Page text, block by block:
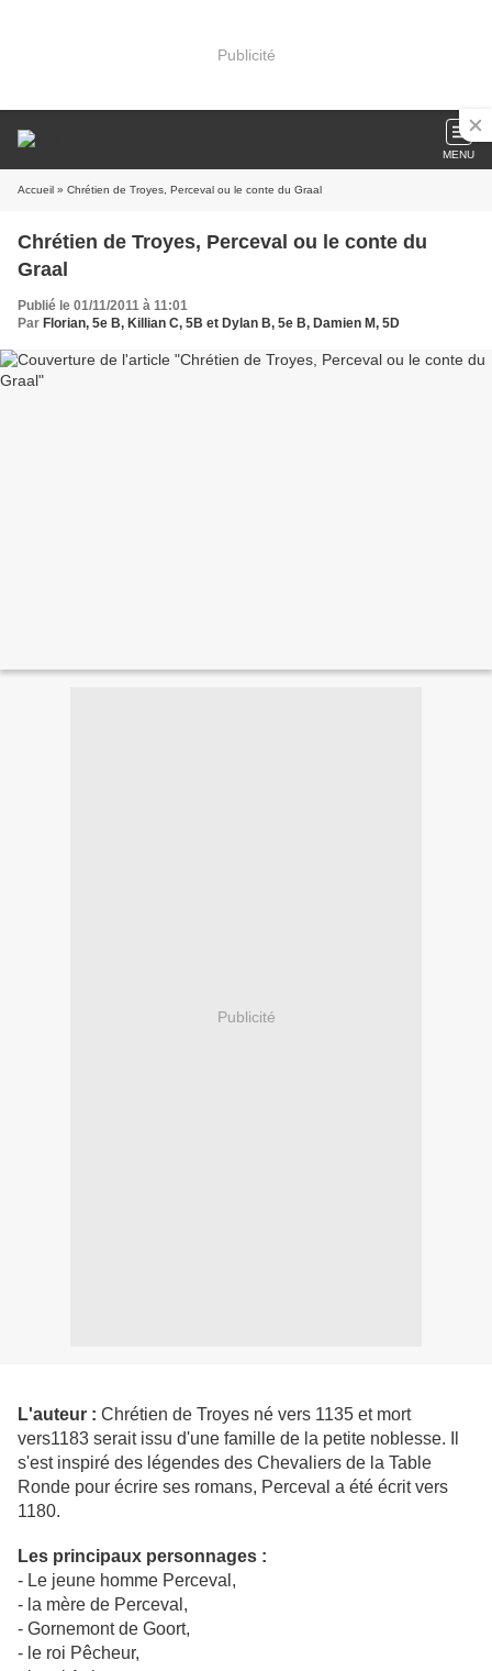
Publicité
MENU
Accueil » Chrétien de Troyes, Perceval ou le conte du Graal
Chrétien de Troyes, Perceval ou le conte du
Graal
Publié le 01/11/2011 à 11:01
Par Florian, 5e B, Killian C, 5B et Dylan B, 5e B, Damien M, 5D
Publicité
L'auteur : Chrétien de Troyes né vers 1135 et mort
vers1183 serait issu d'une famille de la petite noblesse. Il
s'est inspiré des légendes des Chevaliers de la Table
Ronde pour écrire ses romans, Perceval a été écrit vers
1180.
Les principaux personnages :
- Le jeune homme Perceval,
- la mère de Perceval,
- Gornemont de Goort,
- le roi Pêcheur,